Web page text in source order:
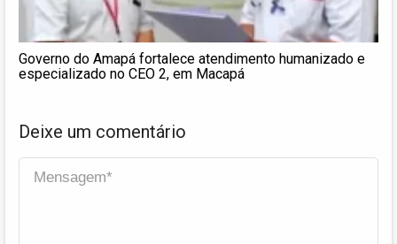
Governo do Amapá fortalece atendimento humanizado e
especializado no CEO 2, em Macapá
Deixe um comentário